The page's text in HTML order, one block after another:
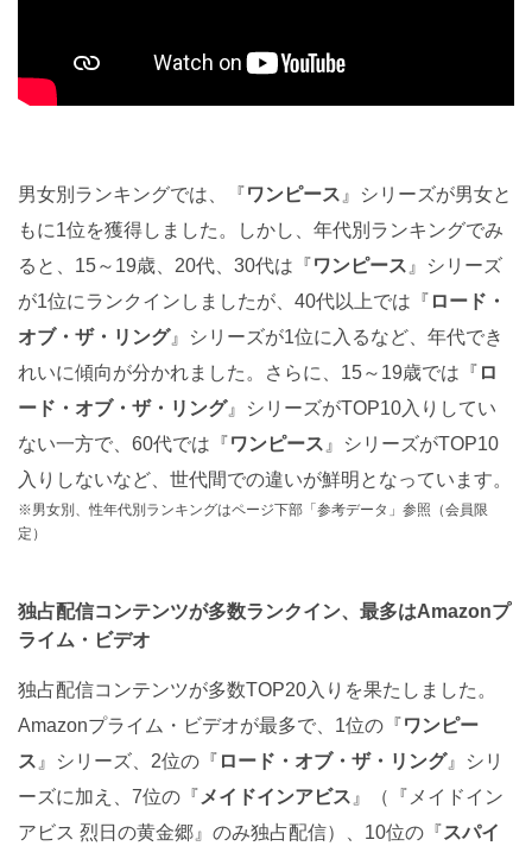
男女別ランキングでは、『ワンピース 』シリーズが男女と
もに1位を獲得しました。しかし、年代別ランキングでみ
ると、15～19歳、20代、30代は『ワンピース 』シリーズ
が1位にランクインしましたが、40代以上では『 ロード・
オブ・ザ・リング』シリーズが1位に入るなど、年代でき
れいに傾向が分かれました。さらに、15～19歳では『 ロ
ード・オブ・ザ・リング』シリーズがTOP10入りしてい
ない一方で、60代では『ワンピース 』シリーズがTOP10
入りしないなど、世代間での違いが鮮明となっています。
※男女別、性年代別ランキングはページ下部「参考データ」参照（会員限
定）
独占配信コンテンツが多数ランクイン、最多はAmazonプ
ライム・ビデオ
独占配信コンテンツが多数TOP20入りを果たしました。
Amazonプライム・ビデオが最多で、1位の『ワンピー
ス 』シリーズ、2位の『 ロード・オブ・ザ・リング』シリ
ーズに加え、7位の『 メイドインアビス 』（『メイドイン
アビス 烈日の黄金郷』のみ独占配信）、10位の『スパイ